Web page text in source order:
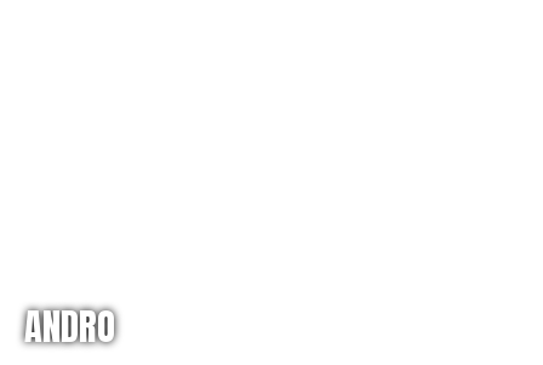
ANDRO